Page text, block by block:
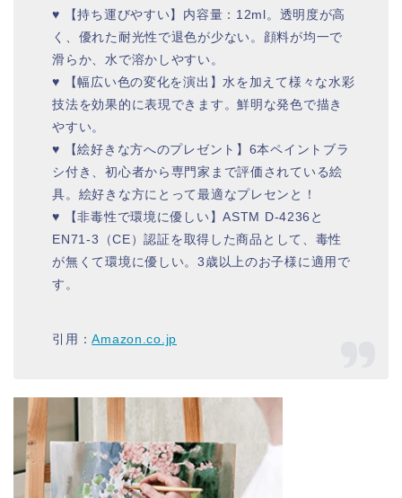
♥ 【持ち運びやすい】内容量：12ml。透明度が高
く、優れた耐光性で退色が少ない。顔料が均一で
滑らか、水で溶かしやすい。
♥ 【幅広い色の変化を演出】水を加えて様々な水彩
技法を効果的に表現できます。鮮明な発色で描き
やすい。
♥ 【絵好きな方へのプレゼント】6本ペイントブラ
シ付き、初心者から専門家まで評価されている絵
具。絵好きな方にとって最適なプレセンと！
♥ 【非毒性で環境に優しい】ASTM D-4236と
EN71-3（CE）認証を取得した商品として、毒性
が無くて環境に優しい。3歳以上のお子様に適用で
す。
引用：Amazon.co.jp